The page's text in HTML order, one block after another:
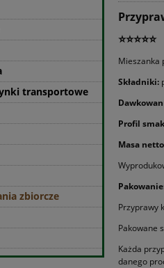
transportowe
zbiorcze
⭐⭐⭐⭐⭐
Mieszanka
Składniki:
Profil
Masa
Przyprawy
Pakowane
Każda
danego